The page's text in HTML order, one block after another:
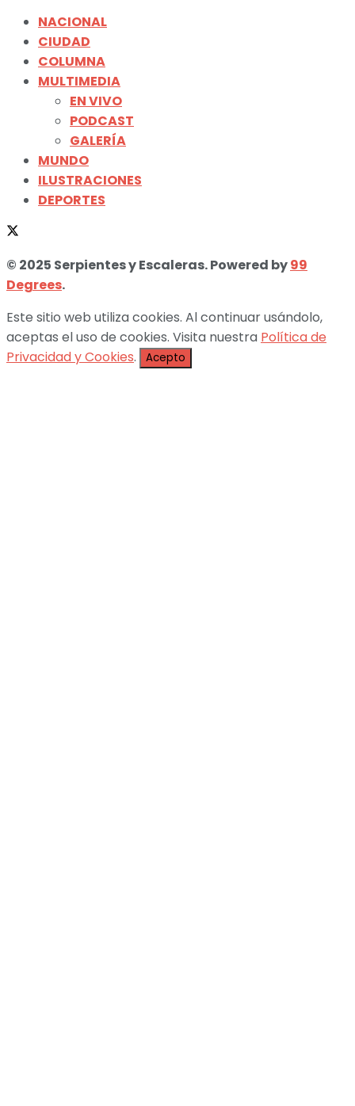
NACIONAL
CIUDAD
COLUMNA
MULTIMEDIA
EN VIVO
PODCAST
GALERÍA
MUNDO
ILUSTRACIONES
DEPORTES
© 2025 Serpientes y Escaleras. Powered by99
Degrees.
Este sitio web utiliza cookies. Al continuar usándolo,
aceptas el uso de cookies. Visita nuestra Política de
Privacidad y Cookies. Acepto